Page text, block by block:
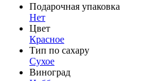
Подарочная упаковка
Нет
Цвет
Красное
Тип по сахару
Сухое
Виноград